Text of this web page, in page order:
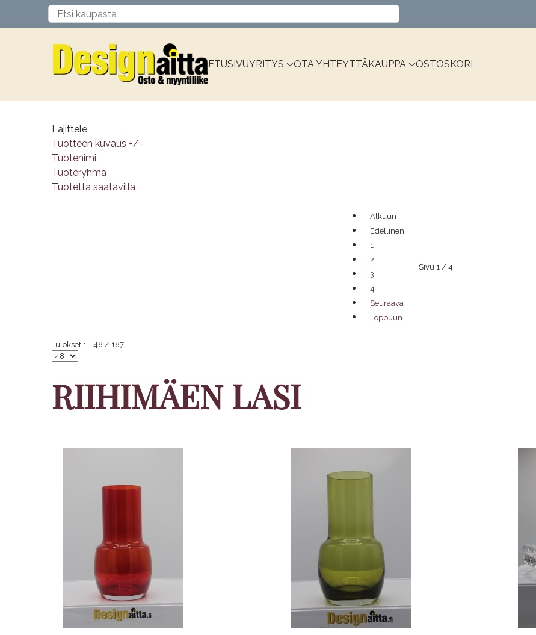
ETUSIVUYRITYS OTA YHTEYTTÄKAUPPA OSTOSKORI
Lajittele
Tuotteen kuvaus +/-
Tuotenimi
Tuoteryhmä
Tuotetta saatavilla
Alkuun
Edellinen
1
2
3
4
Seuraava
Loppuun
Sivu 1 / 4
Tulokset 1 - 48 / 187
RIIHIMÄEN LASI